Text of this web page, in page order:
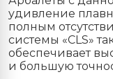
удивление
полным
системы «CLS»
обеспечивает
и большую